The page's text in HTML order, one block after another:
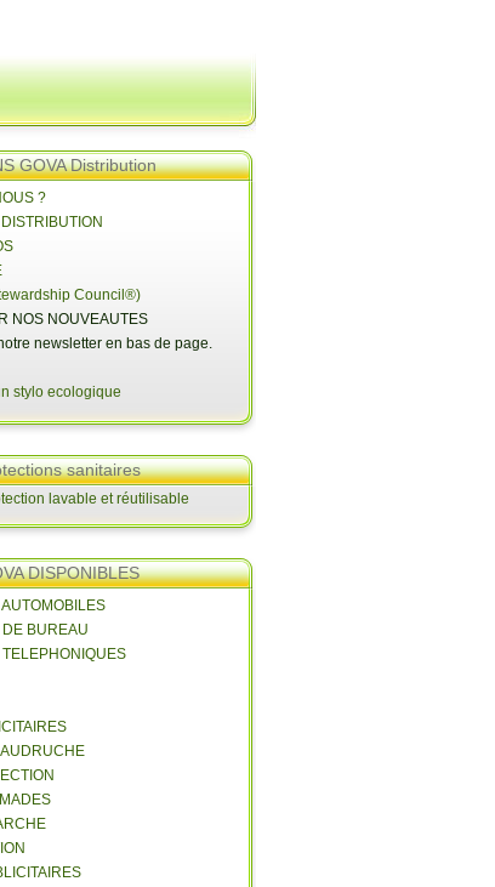
GOVA Distribution
?
Council®)
NOS NOUVEAUTES
newsletter en bas de page.
sanitaires
DISPONIBLES
BUREAU